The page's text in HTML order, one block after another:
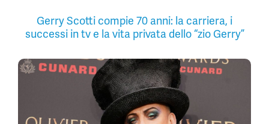
Gerry Scotti compie 70 anni: la carriera, i
successi in tv e la vita privata dello “zio Gerry”